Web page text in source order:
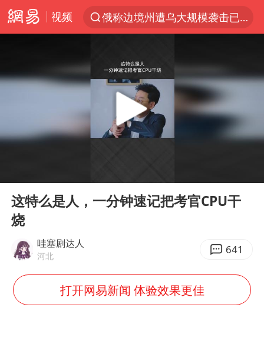
视频
俄称边境州遭乌大规模袭击已致13伤
《披荆斩棘2026》阵容官宣
白海豚北上或致京津冀暴雨
美将每月供乌爱国者拦截导弹
云南一男子胃中取出180颗铁钉
Play
这特么是人，一分钟速记把考官CPU干
烧
哇塞剧达人
河北 641
打开网易新闻 体验效果更佳